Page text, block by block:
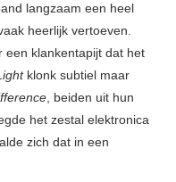
langzaam een heel
heerlijk vertoeven.
een klankentapijt dat het
klonk subtiel maar
, beiden uit hun
het zestal elektronica
zich dat in een